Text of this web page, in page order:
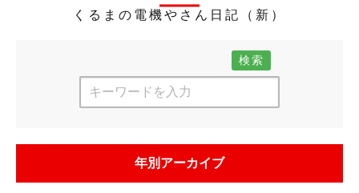
くるまの電機やさん日記（新）
検索
年別アーカイブ